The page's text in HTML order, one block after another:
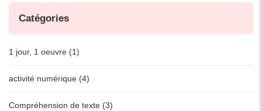
Catégories
1 jour, 1 oeuvre (1)
activité numérique (4)
Compréhension de texte (3)